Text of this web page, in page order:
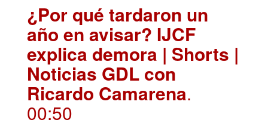
¿Por qué tardaron un
año en avisar? IJCF
explica demora | Shorts |
Noticias GDL con
Ricardo Camarena.
00:50